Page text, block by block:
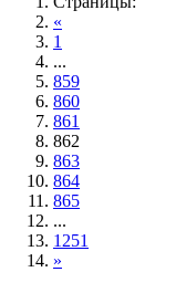
«
1
...
859
860
861
862
863
864
865
...
1251
»